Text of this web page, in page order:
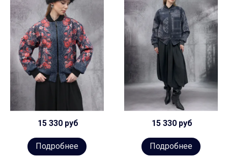
15 330 руб
Подробнее
15 330 руб
Подробнее